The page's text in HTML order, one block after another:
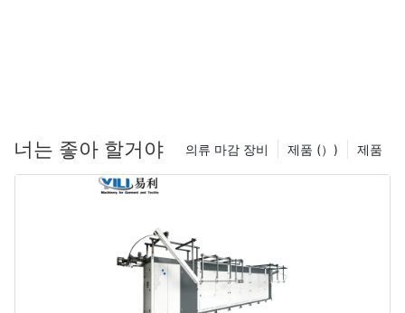
너는 좋아 할거야 제품
제품 (）)
의류 마감 장비